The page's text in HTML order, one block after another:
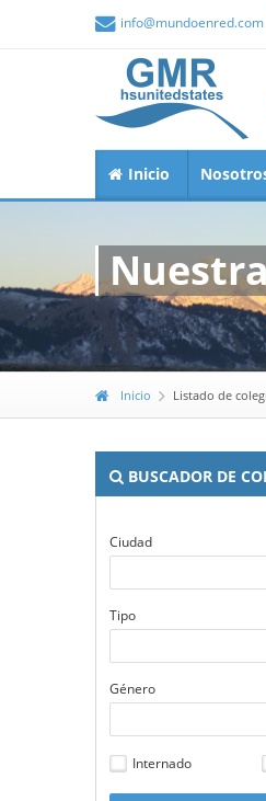
info@mundoenred.com
Inicio
Inicio Listado de
BUSCADOR DE
Ciudad
Tipo
Género
Internado